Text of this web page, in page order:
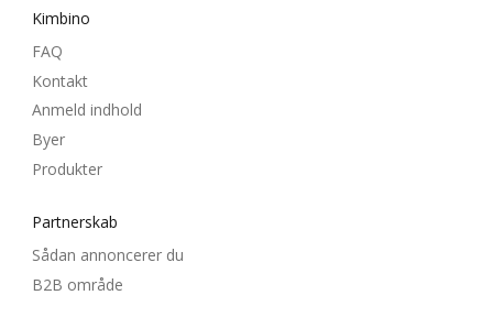
Kimbino
FAQ
Kontakt
Anmeld indhold
Byer
Produkter
Partnerskab
Sådan annoncerer du
B2B område